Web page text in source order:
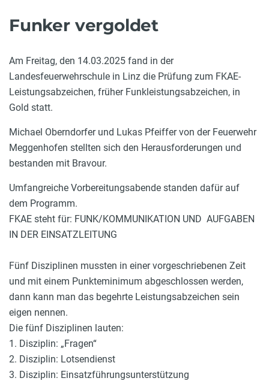
Funker vergoldet
Am Freitag, den 14.03.2025 fand in der
Landesfeuerwehrschule in Linz die Prüfung zum FKAE-
Leistungsabzeichen, früher Funkleistungsabzeichen, in
Gold statt.
Michael Oberndorfer und Lukas Pfeiffer von der Feuerwehr
Meggenhofen stellten sich den Herausforderungen und
bestanden mit Bravour.
Umfangreiche Vorbereitungsabende standen dafür auf
dem Programm.
FKAE steht für: FUNK/KOMMUNIKATION UND AUFGABEN
IN DER EINSATZLEITUNG
Fünf Disziplinen mussten in einer vorgeschriebenen Zeit
und mit einem Punkteminimum abgeschlossen werden,
dann kann man das begehrte Leistungsabzeichen sein
eigen nennen.
Die fünf Disziplinen lauten:
1. Disziplin: „Fragen“
2. Disziplin: Lotsendienst
3. Disziplin: Einsatzführungsunterstützung